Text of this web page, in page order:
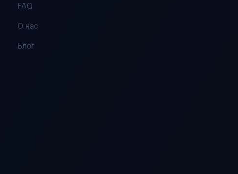
FAQ
О нас
Блог